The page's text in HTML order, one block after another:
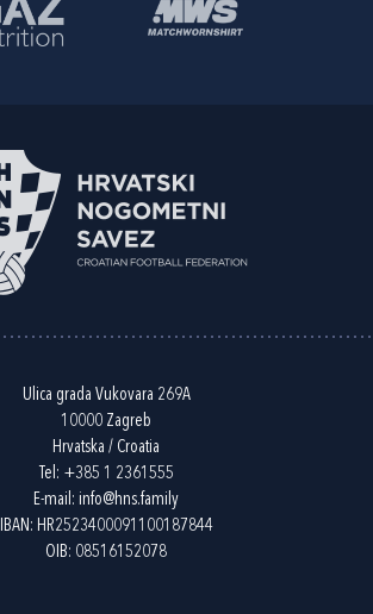
Ulica grada Vukovara 269A
10000 Zagreb
Hrvatska / Croatia
Tel: +385 1 2361555
E-mail: info@hns.family
IBAN: HR2523400091100187844
OIB: 08516152078